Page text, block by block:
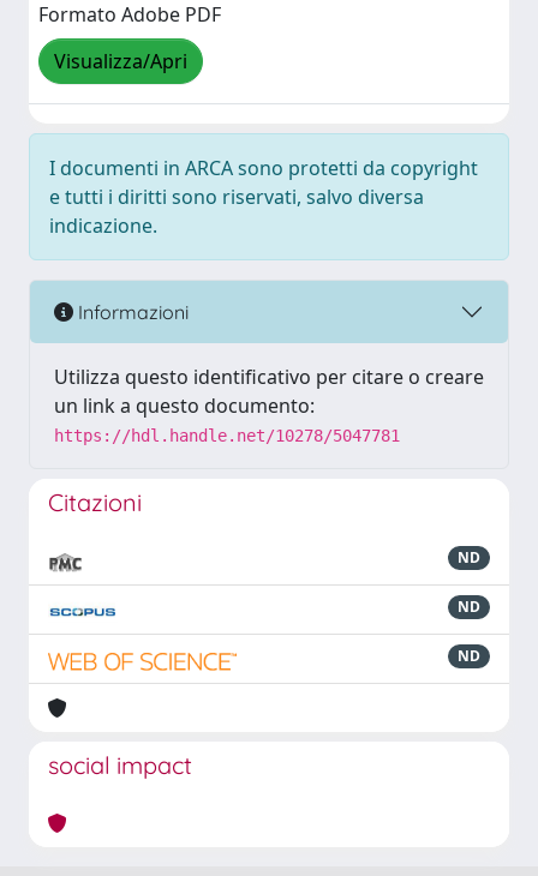
Formato Adobe PDF
Visualizza/Apri
I documenti in ARCA sono protetti da copyright
e tutti i diritti sono riservati, salvo diversa
indicazione.
Informazioni
Utilizza questo identificativo per citare o creare
un link a questo documento:
https://hdl.handle.net/10278/5047781
Citazioni
ND
ND
ND
social impact